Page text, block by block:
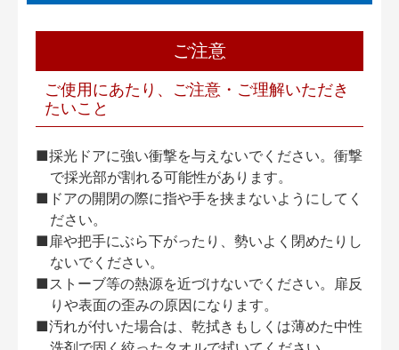
ご注意
ご使用にあたり、ご注意・ご理解いただき
たいこと
■採光ドアに強い衝撃を与えないでください。衝撃
で採光部が割れる可能性があります。
■ドアの開閉の際に指や手を挟まないようにしてく
ださい。
■扉や把手にぶら下がったり、勢いよく閉めたりし
ないでください。
■ストーブ等の熱源を近づけないでください。扉反
りや表面の歪みの原因になります。
■汚れが付いた場合は、乾拭きもしくは薄めた中性